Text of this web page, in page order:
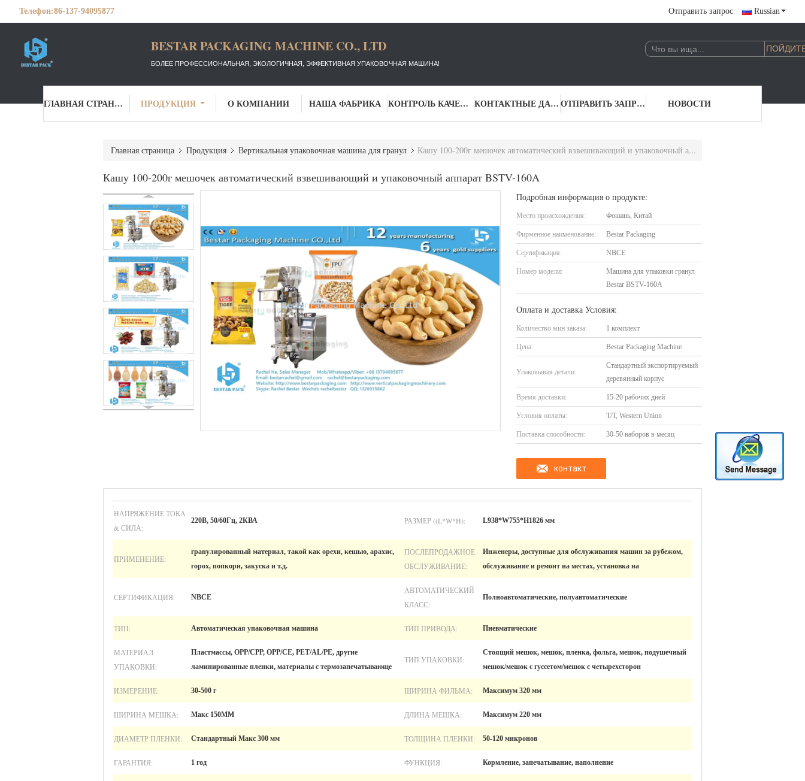
Телефон:86-137-94095877 Отправить запрос Russian
BESTAR PACKAGING MACHINE CO., LTD
БОЛЕЕ ПРОФЕССИОНАЛЬНАЯ, ЭКОЛОГИЧНАЯ, ЭФФЕКТИВНАЯ УПАКОВОЧНАЯ МАШИНА!
ГЛАВНАЯ СТРАНИЦА ПРОДУКЦИЯ О КОМПАНИИ НАША ФАБРИКА КОНТРОЛЬ КАЧЕСТВА КОНТАКТНЫЕ ДАННЫЕ ОТПРАВИТЬ ЗАПРОС НОВОСТИ
Главная страница Продукция Вертикальная упаковочная машина для гранул Кашу 100-200г мешочек автоматический взвешивающий и упаковочный аппарат BSTV-160A
Кашу 100-200г мешочек автоматический взвешивающий и упаковочный аппарат BSTV-160A
Подробная информация о продукте:
Место происхождения: Фошань, Китай
Фирменное наименование: Bestar Packaging
Сертификация: NBCE
Номер модели:
Машина для упаковки гранул
Bestar BSTV-160A
Оплата и доставка Условия:
Количество мин заказа: 1 комплект
Цена: Bestar Packaging Machine
Упаковывая детали:
Стандартный экспортируемый
деревянный корпус
Время доставки: 15-20 рабочих дней
Условия оплаты: T/T, Western Union
Поставка способности: 30-50 наборов в месяц
контакт
НАПРЯЖЕНИЕ ТОКА
& СИЛА:
220В, 50/60Гц, 2КВА РАЗМЕР ((L*W*H): L938*W755*H1826 мм
ПРИМЕНЕНИЕ:
гранулированный материал, такой как орехи, кешью, арахис,
горох, попкорн, закуска и т.д.
ПОСЛЕПРОДАЖНОЕ
ОБСЛУЖИВАНИЕ:
Инженеры, доступные для обслуживания машин за рубежом,
обслуживание и ремонт на местах, установка на
СЕРТИФИКАЦИЯ: NBCE
АВТОМАТИЧЕСКИЙ
КЛАСС:
Полноавтоматические, полуавтоматические
ТИП: Автоматическая упаковочная машина ТИП ПРИВОДА: Пневматические
МАТЕРИАЛ
УПАКОВКИ:
Пластмассы, OPP/CPP, OPP/CE, PET/AL/PE, другие
ламинированные пленки, материалы с термозапечатывающе
ТИП УПАКОВКИ:
Стоящий мешок, мешок, пленка, фольга, мешок, подушечный
мешок/мешок с гуссетом/мешок с четырехсторон
ИЗМЕРЕНИЕ: 30-500 г ШИРИНА ФИЛЬМА: Максимум 320 мм
ШИРИНА МЕШКА: Макс 150MM ДЛИНА МЕШКА: Максимум 220 мм
ДИАМЕТР ПЛЕНКИ: Стандартный Макс 300 мм ТОЛЩИНА ПЛЕНКИ: 50-120 микронов
ГАРАНТИЯ: 1 год ФУНКЦИЯ: Кормление, запечатывание, наполнение